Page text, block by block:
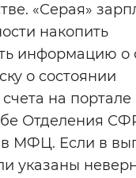
«Серая»
накопить
информацию о
о состоянии
на портале
Отделения
МФЦ. Если в
указаны